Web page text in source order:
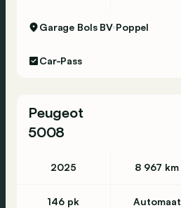
Garage Bols BV Poppel
Car-Pass
Peugeot
5008
2025 8 967 km
146 pk Automaat